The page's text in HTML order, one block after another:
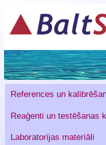
References un
Reaģenti un testēšanas
Laboratorijas materiāli